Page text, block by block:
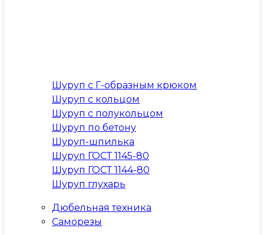
Шуруп с Г-образным крюком
Шуруп с кольцом
Шуруп с полукольцом
Шуруп по бетону
Шуруп-шпилька
Шуруп ГОСТ 1145-80
Шуруп ГОСТ 1144-80
Шуруп глухарь
Дюбельная техника
Саморезы